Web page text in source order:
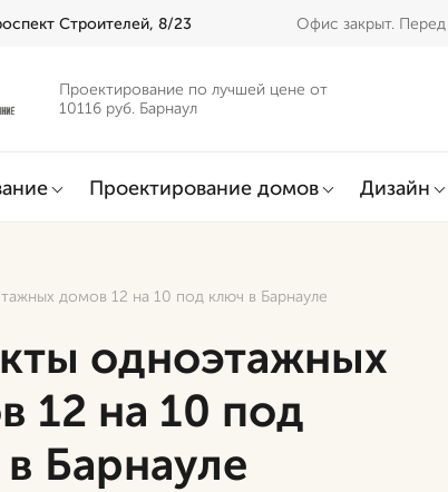
Строителей, 8/23 Офис закрыт.
Проектирование по лучшей цене от
10116 руб. Барнаул
Проектирование домов Дизайн
домов 12 на 10 под ключ в Барнауле
одноэтажных
12 на 10 под
Барнауле